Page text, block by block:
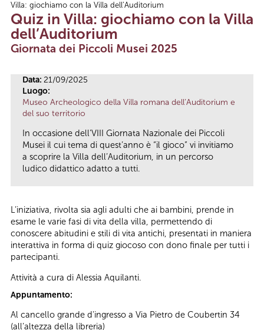
Tu sei qui
Villa: giochiamo con la Villa dell’Auditorium
Quiz in Villa: giochiamo con la Villa
dell’Auditorium
Giornata dei Piccoli Musei 2025
Data: 21/09/2025
Luogo:
Museo Archeologico della Villa romana dell’Auditorium e
del suo territorio
In occasione dell’VIII Giornata Nazionale dei Piccoli
Musei il cui tema di quest’anno è “il gioco” vi invitiamo
a scoprire la Villa dell’Auditorium, in un percorso
ludico didattico adatto a tutti.
L’iniziativa, rivolta sia agli adulti che ai bambini, prende in
esame le varie fasi di vita della villa, permettendo di
conoscere abitudini e stili di vita antichi, presentati in maniera
interattiva in forma di quiz giocoso con dono finale per tutti i
partecipanti.
Attività a cura di Alessia Aquilanti.
Appuntamento:
Al cancello grande d'ingresso a Via Pietro de Coubertin 34
(all’altezza della libreria)